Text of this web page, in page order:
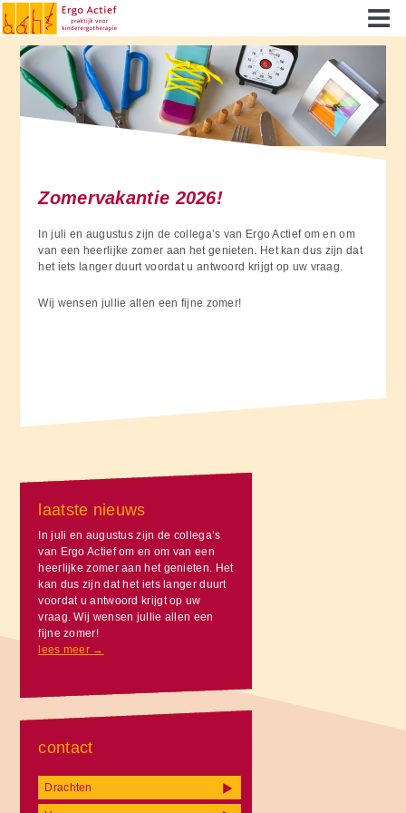
Zomervakantie 2026!
In juli en augustus zijn de collega’s van Ergo Actief om en om
van een heerlijke zomer aan het genieten. Het kan dus zijn dat
het iets langer duurt voordat u antwoord krijgt op uw vraag.
Wij wensen jullie allen een fijne zomer!
laatste nieuws
In juli en augustus zijn de collega’s
van Ergo Actief om en om van een
heerlijke zomer aan het genieten. Het
kan dus zijn dat het iets langer duurt
voordat u antwoord krijgt op uw
vraag. Wij wensen jullie allen een
fijne zomer!
lees meer →
contact
Drachten